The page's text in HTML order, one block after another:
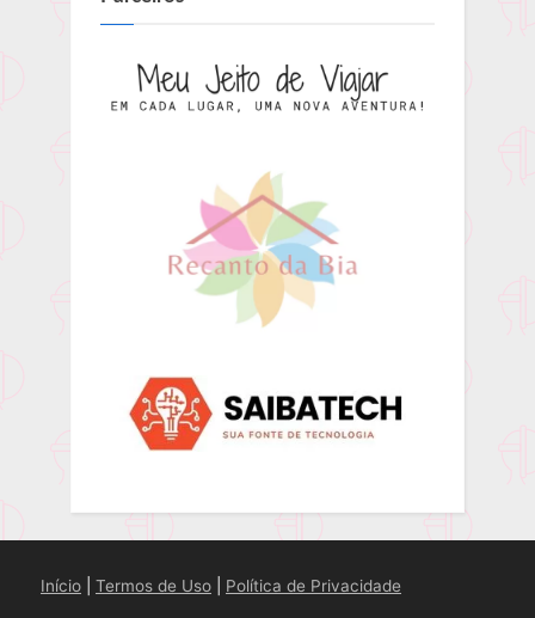
Início Termos de Uso Política de Privacidade